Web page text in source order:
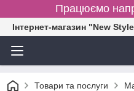
Працюємо
Інтернет-магазин "New
Товари та послуги